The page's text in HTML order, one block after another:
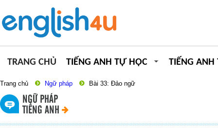
TRANG CHỦ TIẾNG ANH TỰ HỌC TIẾNG ANH
Trang chủ Ngữ pháp Bài 33: Đảo ngữ
NGỮ PHÁP
TIẾNG ANH